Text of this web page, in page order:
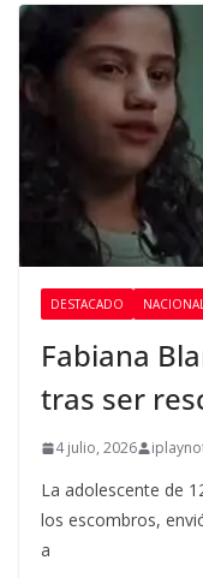
DESTACADO
Fabiana
tras ser
4 julio, 2026
La adolescente de
los escombros,
a